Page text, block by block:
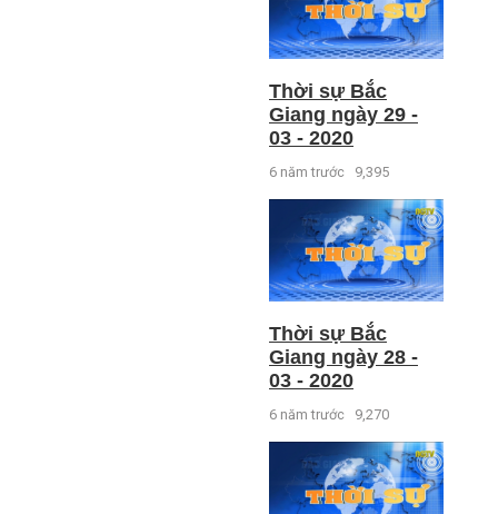
Thời sự Bắc
Giang ngày 29 -
03 - 2020
6 năm trước 9,395
Thời sự Bắc
Giang ngày 28 -
03 - 2020
6 năm trước 9,270